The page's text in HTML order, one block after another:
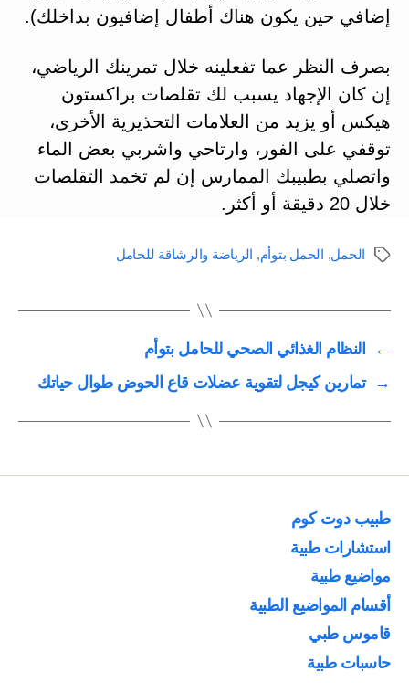
إضافي حين يكون هناك أطفال إضافيون بداخلك).
بصرف النظر عما تفعلينه خلال تمرينك الرياضي،
إن كان الإجهاد يسبب لك تقلصات براكستون
هيكس أو يزيد من العلامات التحذيرية الأخرى،
توقفي على الفور، وارتاحي واشربي بعض الماء
واتصلي بطبيبك الممارس إن لم تخمد التقلصات
خلال 20 دقيقة أو أكثر.
الوسومالحمل, الحمل بتوأم, الرياضة والرشاقة للحامل
←
النظام الغذائي الصحي للحامل بتوأم
→
تمارين كيجل لتقوية عضلات قاع الحوض طوال حياتك
طبيب دوت كوم
استشارات طبية
مواضيع طبية
أقسام المواضيع الطبية
قاموس طبي
حاسبات طبية